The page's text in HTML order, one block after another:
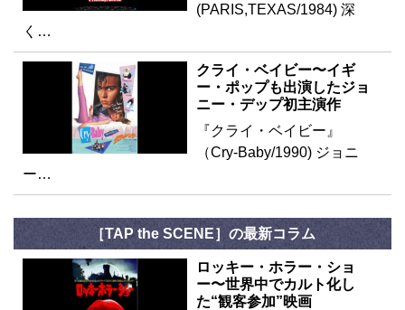
(PARIS,TEXAS/1984) 深
く…
クライ・ベイビー〜イギ
ー・ポップも出演したジョ
ニー・デップ初主演作
『クライ・ベイビー』
（Cry-Baby/1990) ジョニ
ー…
［TAP the SCENE］の最新コラム
ロッキー・ホラー・ショ
ー〜世界中でカルト化し
た“観客参加”映画